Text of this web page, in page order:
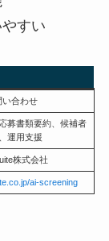
すい
い合わせ
募書類要約、候補者
運用支援
株式会社
ai-screening